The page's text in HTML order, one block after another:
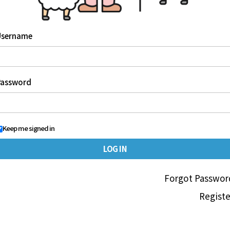
Keep me signed in
Forgot